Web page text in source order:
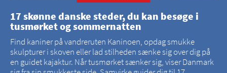
17 skønne danske steder, du kan besøge i
tusmørket og sommernatten
Find kaniner på vandreruten Kaninoen, opdag smukke
skulpturer i skoven eller lad stilheden sænke sig over dig på
en guidet kajaktur. Når tusmørket sænker sig, viser Danmark